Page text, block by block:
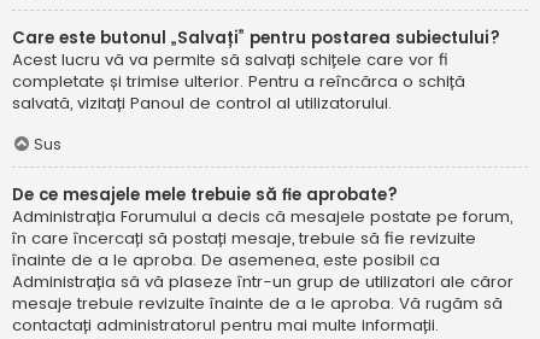
Care este butonul „Salvați” pentru postarea subiectului?
Acest lucru vă va permite să salvați schițele care vor fi
completate și trimise ulterior. Pentru a reîncărca o schiță
salvată, vizitați Panoul de control al utilizatorului.
Sus
De ce mesajele mele trebuie să fie aprobate?
Administrația Forumului a decis că mesajele postate pe forum,
în care încercați să postați mesaje, trebuie să fie revizuite
înainte de a le aproba. De asemenea, este posibil ca
Administrația să vă plaseze într-un grup de utilizatori ale căror
mesaje trebuie revizuite înainte de a le aproba. Vă rugăm să
contactați administratorul pentru mai multe informații.